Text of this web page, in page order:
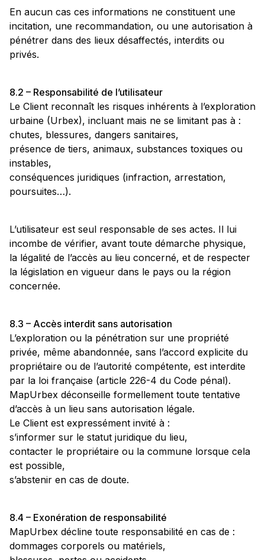
En aucun cas ces informations ne constituent une
incitation, une recommandation, ou une autorisation à
pénétrer dans des lieux désaffectés, interdits ou
privés.
8.2 – Responsabilité de l’utilisateur
Le Client reconnaît les risques inhérents à l’exploration
urbaine (Urbex), incluant mais ne se limitant pas à :
chutes, blessures, dangers sanitaires,
présence de tiers, animaux, substances toxiques ou
instables,
conséquences juridiques (infraction, arrestation,
poursuites…).
L’utilisateur est seul responsable de ses actes. Il lui
incombe de vérifier, avant toute démarche physique,
la légalité de l’accès au lieu concerné, et de respecter
la législation en vigueur dans le pays ou la région
concernée.
8.3 – Accès interdit sans autorisation
L’exploration ou la pénétration sur une propriété
privée, même abandonnée, sans l’accord explicite du
propriétaire ou de l’autorité compétente, est interdite
par la loi française (article 226-4 du Code pénal).
MapUrbex déconseille formellement toute tentative
d’accès à un lieu sans autorisation légale.
Le Client est expressément invité à :
s’informer sur le statut juridique du lieu,
contacter le propriétaire ou la commune lorsque cela
est possible,
s’abstenir en cas de doute.
8.4 – Exonération de responsabilité
MapUrbex décline toute responsabilité en cas de :
dommages corporels ou matériels,